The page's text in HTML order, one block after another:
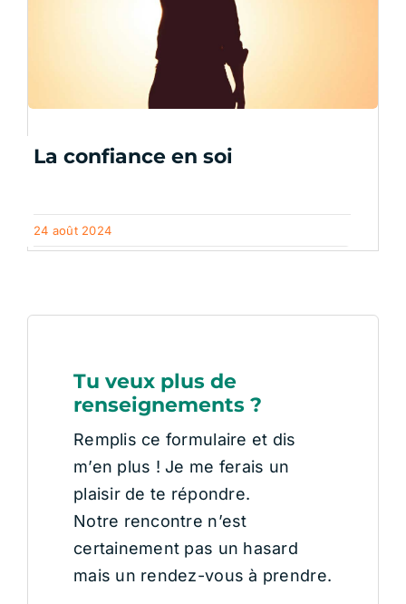
La confiance en soi
24 août 2024
Tu veux plus de
renseignements ?
Remplis ce formulaire et dis
m’en plus ! Je me ferais un
plaisir de te répondre.
Notre rencontre n’est
certainement pas un hasard
mais un rendez-vous à prendre.